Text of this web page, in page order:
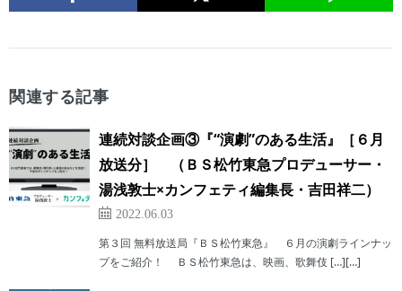
関連する記事
連続対談企画③『“演劇”のある生活』［６月
放送分］ （ＢＳ松竹東急プロデューサー・
湯浅敦士×カンフェティ編集長・吉田祥二）
2022.06.03
第３回 無料放送局『ＢＳ松竹東急』 ６月の演劇ラインナッ
プをご紹介！ ＢＳ松竹東急は、映画、歌舞伎 […][…]